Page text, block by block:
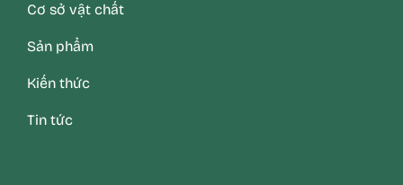
Cơ sở vật chất
Sản phẩm
Kiến thức
Tin tức